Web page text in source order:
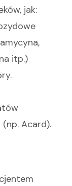
jak:
itp.)
Acard).